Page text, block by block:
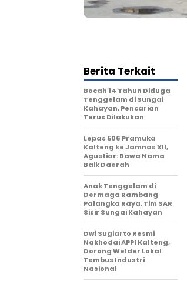
Berita Terkait
Bocah 14 Tahun Diduga
Tenggelam di Sungai
Kahayan, Pencarian
Terus Dilakukan
Lepas 506 Pramuka
Kalteng ke Jamnas XII,
Agustiar: Bawa Nama
Baik Daerah
Anak Tenggelam di
Dermaga Rambang
Palangka Raya, Tim SAR
Sisir Sungai Kahayan
Dwi Sugiarto Resmi
Nakhodai APPI Kalteng,
Dorong Welder Lokal
Tembus Industri
Nasional